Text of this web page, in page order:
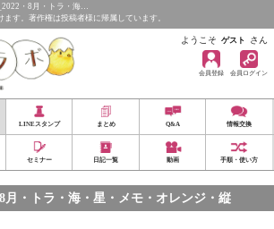
・8月・トラ・海…
す。著作権は投稿者様に帰属しています。
ようこそ ゲスト さん
会員登録 会員ログイン
LINEスタンプ まとめ Q&A 情報交換
セミナー 日記一覧 動画 手順・使い方
月・トラ・海・星・メモ・オレンジ・縦